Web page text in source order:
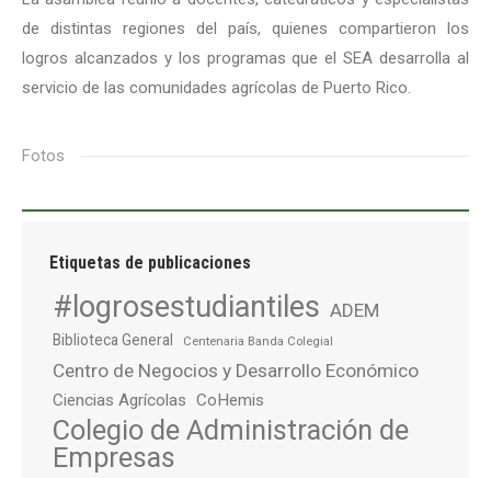
de distintas regiones del país, quienes compartieron los
logros alcanzados y los programas que el SEA desarrolla al
servicio de las comunidades agrícolas de Puerto Rico.
Fotos
Etiquetas de publicaciones
#logrosestudiantiles ADEM
Biblioteca General Centenaria Banda Colegial
Centro de Negocios y Desarrollo Económico
Ciencias Agrícolas CoHemis
Colegio de Administración de
Empresas